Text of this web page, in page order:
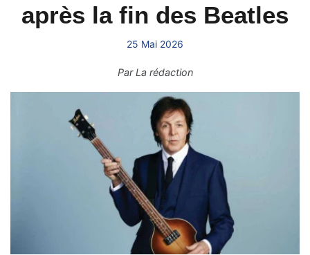
après la fin des Beatles
25 Mai 2026
ParLa rédaction